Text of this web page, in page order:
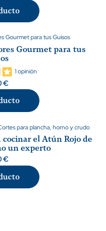
Gourmet para tus
1 opinión
€
el Atún Rojo de
un experto
€